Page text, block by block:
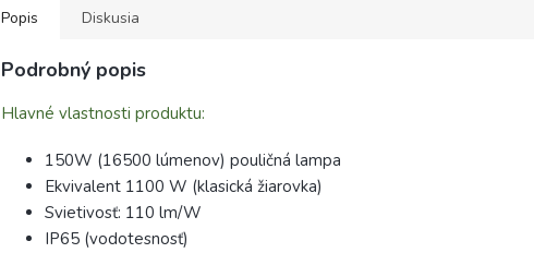
Popis Diskusia
Podrobný popis
Hlavné vlastnosti produktu:
150W (16500 lúmenov) pouličná lampa
Ekvivalent 1100 W (klasická žiarovka)
Svietivosť: 110 lm/W
IP65 (vodotesnosť)